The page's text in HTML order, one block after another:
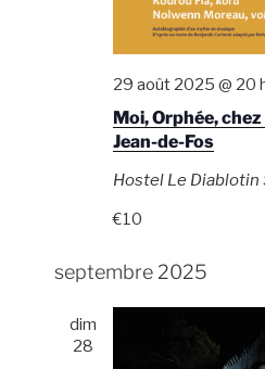
Moi, Orphée,
Jean-de-Fos
29 août 2025 @ 20
Hostel Le Diablotin
€10
septembre 2025
dim
28